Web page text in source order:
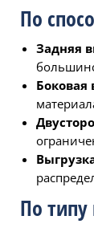
По
Задняя
Боковая
По типу